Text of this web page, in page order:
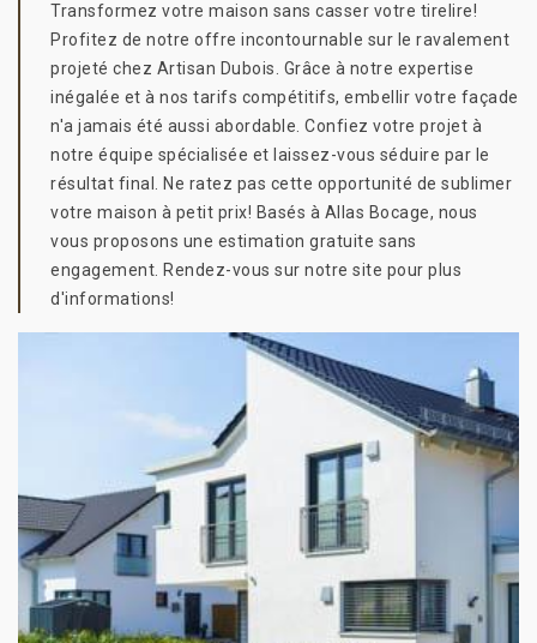
Transformez votre maison sans casser votre tirelire!
Profitez de notre offre incontournable sur le ravalement
projeté chez Artisan Dubois. Grâce à notre expertise
inégalée et à nos tarifs compétitifs, embellir votre façade
n'a jamais été aussi abordable. Confiez votre projet à
notre équipe spécialisée et laissez-vous séduire par le
résultat final. Ne ratez pas cette opportunité de sublimer
votre maison à petit prix! Basés à Allas Bocage, nous
vous proposons une estimation gratuite sans
engagement. Rendez-vous sur notre site pour plus
d'informations!